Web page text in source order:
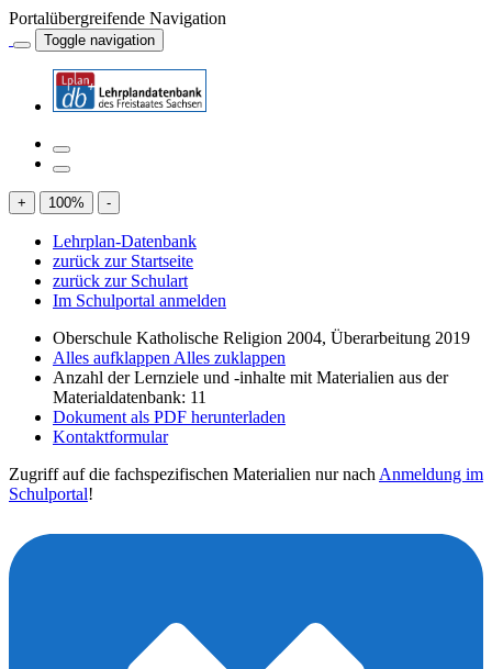
Portalübergreifende Navigation
Toggle navigation
+ 100% -
Lehrplan-Datenbank
zurück zur Startseite
zurück zur Schulart
Im Schulportal anmelden
Oberschule Katholische Religion 2004, Überarbeitung 2019
Alles aufklappen Alles zuklappen
Anzahl der Lernziele und -inhalte mit Materialien aus der
Materialdatenbank: 11
Dokument als PDF herunterladen
Kontaktformular
Zugriff auf die fachspezifischen Materialien nur nach Anmeldung im
Schulportal!